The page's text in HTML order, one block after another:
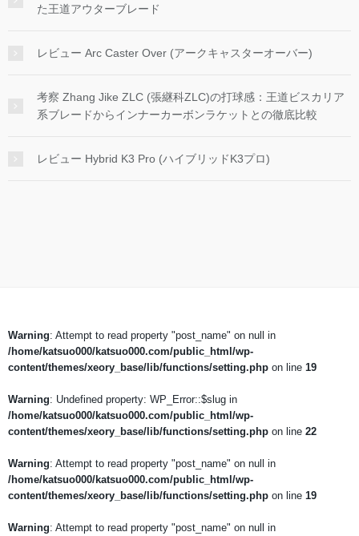
た王道アウターブレード
レビュー Arc Caster Over (アークキャスターオーバー)
考察 Zhang Jike ZLC (張継科ZLC)の打球感：王道ビスカリア
系ブレードからインナーカーボンラケットとの徹底比較
レビュー Hybrid K3 Pro (ハイブリッドK3プロ)
Warning: Attempt to read property "post_name" on null in
/home/katsuo000/katsuo000.com/public_html/wp-
content/themes/xeory_base/lib/functions/setting.php on line 19
Warning: Undefined property: WP_Error::$slug in
/home/katsuo000/katsuo000.com/public_html/wp-
content/themes/xeory_base/lib/functions/setting.php on line 22
Warning: Attempt to read property "post_name" on null in
/home/katsuo000/katsuo000.com/public_html/wp-
content/themes/xeory_base/lib/functions/setting.php on line 19
Warning: Attempt to read property "post_name" on null in